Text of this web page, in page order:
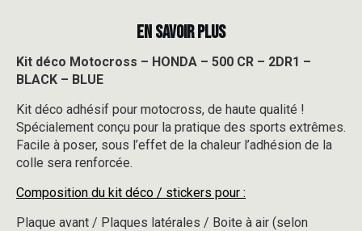
500
CR
2DR1
-
BLACK
-
BLUE
EN SAVOIR PLUS
Kit déco Motocross – HONDA – 500 CR – 2DR1 –
BLACK – BLUE
Kit déco adhésif pour motocross, de haute qualité !
Spécialement conçu pour la pratique des sports extrêmes.
Facile à poser, sous l’effet de la chaleur l’adhésion de la
colle sera renforcée.
Composition du kit déco / stickers pour :
Plaque avant / Plaques latérales / Boite à air (selon